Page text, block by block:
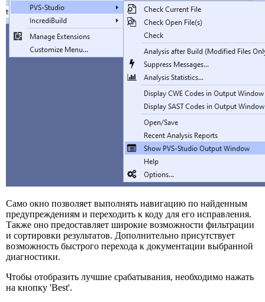
Само окно позволяет выполнять навигацию по найденным
предупреждениям и переходить к коду для его исправления.
Также оно предоставляет широкие возможности фильтрации
и сортировки результатов. Дополнительно присутствует
возможность быстрого перехода к документации выбранной
диагностики.
Чтобы отобразить лучшие срабатывания, необходимо нажать
на кнопку 'Best'.